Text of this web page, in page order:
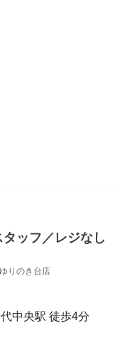
タッフ／レジなし
りのき台店
中央駅 徒歩4分